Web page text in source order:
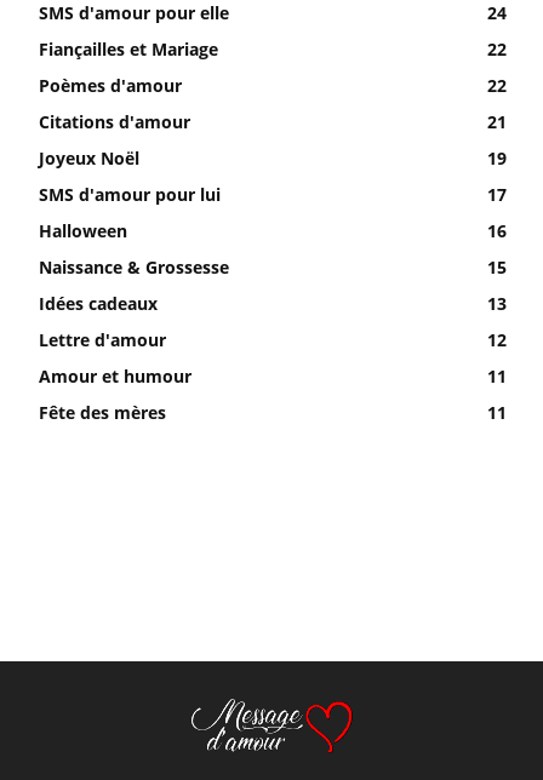
SMS d'amour pour elle
24
Fiançailles et Mariage
22
Poèmes d'amour
22
Citations d'amour
21
Joyeux Noël
19
SMS d'amour pour lui
17
Halloween
16
Naissance & Grossesse
15
Idées cadeaux
13
Lettre d'amour
12
Amour et humour
11
Fête des mères
11